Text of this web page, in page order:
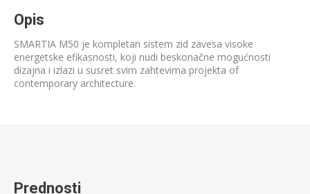
Opis
SMARTIA M50 je kompletan sistem zid zavesa visoke
energetske efikasnosti, koji nudi beskonačne mogućnosti
dizajna i izlazi u susret svim zahtevima projekta of
contemporary architecture.
Prednosti